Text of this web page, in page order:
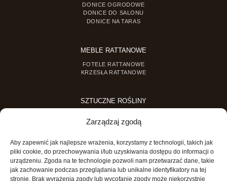
Zarządzaj zgodą
Aby zapewnić jak najlepsze wrażenia, korzystamy z technologii, takich jak
pliki cookie, do przechowywania i/lub uzyskiwania dostępu do informacji o
urządzeniu. Zgoda na te technologie pozwoli nam przetwarzać dane, takie
jak zachowanie podczas przeglądania lub unikalne identyfikatory na tej
stronie. Brak wyrażenia zgody lub wycofanie zgody może niekorzystnie
DONICE OGRODOWE
DONICE DO SALONU
DONICE NA TARAS
MEBLE RATTANOWE
FOTELE RATTANOWE
KRZESŁA RATTANOWE
SZTUCZNE ROŚLINY
SZTUCZNE ROŚLINY DONICZKOWE
MINI OGRODY
MINI OGRÓD DLA DZIECI